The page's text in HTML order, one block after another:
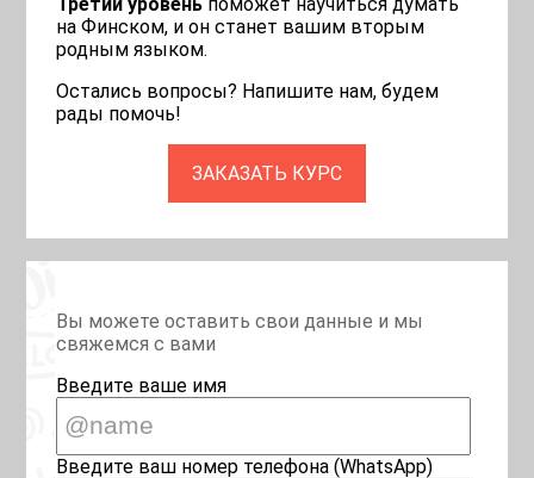
на Финском, и он станет вашим вторым
родным языком. ⠀
Остались вопросы? Напишите нам, будем
рады помочь!
ЗАКАЗАТЬ КУРС
Вы можете оставить свои данные и мы
свяжемся с вами
Введите ваше имя
Введите ваш номер телефона (WhatsApp)